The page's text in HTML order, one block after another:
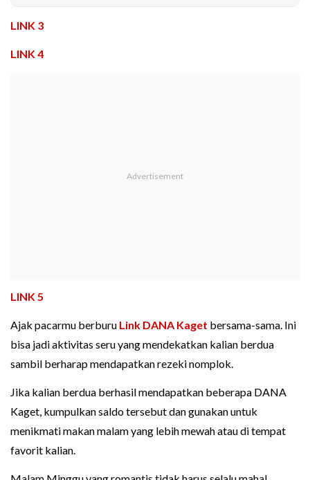
LINK 3
LINK 4
LINK 5
Ajak pacarmu berburu Link DANA Kaget bersama-sama. Ini
bisa jadi aktivitas seru yang mendekatkan kalian berdua
sambil berharap mendapatkan rezeki nomplok.
Jika kalian berdua berhasil mendapatkan beberapa DANA
Kaget, kumpulkan saldo tersebut dan gunakan untuk
menikmati makan malam yang lebih mewah atau di tempat
favorit kalian.